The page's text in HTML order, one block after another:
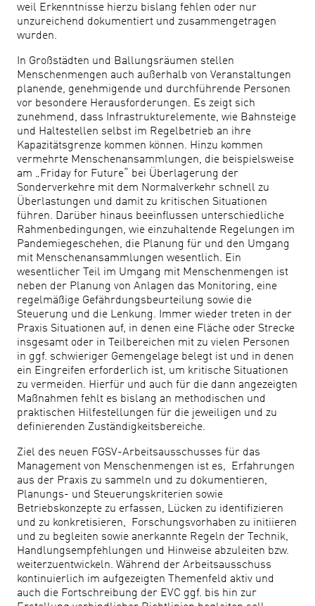
weil Erkenntnisse hierzu bislang fehlen oder nur
unzureichend dokumentiert und zusammengetragen
wurden.
In Großstädten und Ballungsräumen stellen
Menschenmengen auch außerhalb von Veranstaltungen
planende, genehmigende und durchführende Personen
vor besondere Herausforderungen. Es zeigt sich
zunehmend, dass Infrastrukturelemente, wie Bahnsteige
und Haltestellen selbst im Regelbetrieb an ihre
Kapazitätsgrenze kommen können. Hinzu kommen
vermehrte Menschenansammlungen, die beispielsweise
am „Friday for Future“ bei Überlagerung der
Sonderverkehre mit dem Normalverkehr schnell zu
Überlastungen und damit zu kritischen Situationen
führen. Darüber hinaus beeinflussen unterschiedliche
Rahmenbedingungen, wie einzuhaltende Regelungen im
Pandemiegeschehen, die Planung für und den Umgang
mit Menschenansammlungen wesentlich. Ein
wesentlicher Teil im Umgang mit Menschenmengen ist
neben der Planung von Anlagen das Monitoring, eine
regelmäßige Gefährdungsbeurteilung sowie die
Steuerung und die Lenkung. Immer wieder treten in der
Praxis Situationen auf, in denen eine Fläche oder Strecke
insgesamt oder in Teilbereichen mit zu vielen Personen
in ggf. schwieriger Gemengelage belegt ist und in denen
ein Eingreifen erforderlich ist, um kritische Situationen
zu vermeiden. Hierfür und auch für die dann angezeigten
Maßnahmen fehlt es bislang an methodischen und
praktischen Hilfestellungen für die jeweiligen und zu
definierenden Zuständigkeitsbereiche.
Ziel des neuen FGSV-Arbeitsausschusses für das
Management von Menschenmengen ist es, Erfahrungen
aus der Praxis zu sammeln und zu dokumentieren,
Planungs- und Steuerungskriterien sowie
Betriebskonzepte zu erfassen, Lücken zu identifizieren
und zu konkretisieren, Forschungsvorhaben zu initiieren
und zu begleiten sowie anerkannte Regeln der Technik,
Handlungsempfehlungen und Hinweise abzuleiten bzw.
weiterzuentwickeln. Während der Arbeitsausschuss
kontinuierlich im aufgezeigten Themenfeld aktiv und
auch die Fortschreibung der EVC ggf. bis hin zur